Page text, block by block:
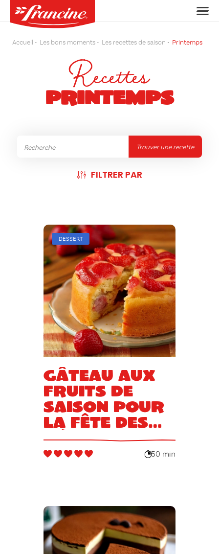
Accueil Les bons moments Les recettes de saison Printemps
Recettes
PRINTEMPS
Trouver une recette
FILTRER PAR
DESSERT
Gâteau aux
fruits de
saison pour
la Fête des
Mères
50 min